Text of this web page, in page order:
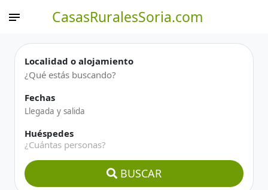
CasasRuralesSoria.com
Localidad o alojamiento
Fechas
Huéspedes
¿Cuántas personas?
BUSCAR